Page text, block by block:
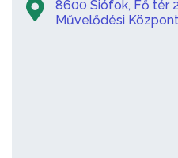
8600 Siófok, Fő tér
Művelődési Központ